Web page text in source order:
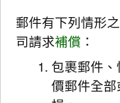
郵件有下列情形
司請求補償 ：
包裹郵件
價郵件全